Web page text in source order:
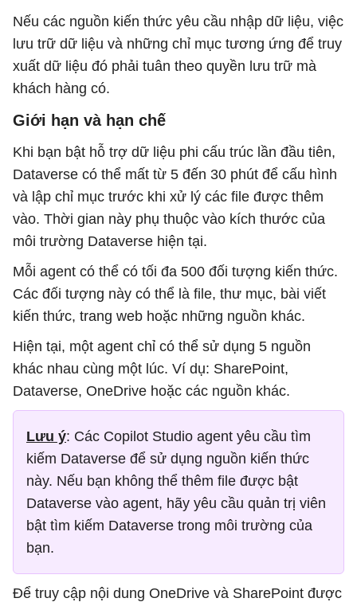
Nếu các nguồn kiến ​​thức yêu cầu nhập dữ liệu, việc
lưu trữ dữ liệu và những chỉ mục tương ứng để truy
xuất dữ liệu đó phải tuân theo quyền lưu trữ mà
khách hàng có.
Giới hạn và hạn chế
Khi bạn bật hỗ trợ dữ liệu phi cấu trúc lần đầu tiên,
Dataverse có thể mất từ ​​5 đến 30 phút để cấu hình
và lập chỉ mục trước khi xử lý các file được thêm
vào. Thời gian này phụ thuộc vào kích thước của
môi trường Dataverse hiện tại.
Mỗi agent có thể có tối đa 500 đối tượng kiến ​​thức.
Các đối tượng này có thể là file, thư mục, bài viết
kiến ​​thức, trang web hoặc những nguồn khác.
Hiện tại, một agent chỉ có thể sử dụng 5 nguồn
khác nhau cùng một lúc. Ví dụ: SharePoint,
Dataverse, OneDrive hoặc các nguồn khác.
Lưu ý: Các Copilot Studio agent yêu cầu tìm
kiếm Dataverse để sử dụng nguồn kiến ​​thức
này. Nếu bạn không thể thêm file được bật
Dataverse vào agent, hãy yêu cầu quản trị viên
bật tìm kiếm Dataverse trong môi trường của
bạn.
Để truy cập nội dung OneDrive và SharePoint được